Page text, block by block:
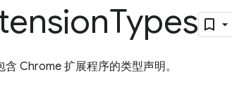
Types
含 Chrome 扩展程序的类型声明。